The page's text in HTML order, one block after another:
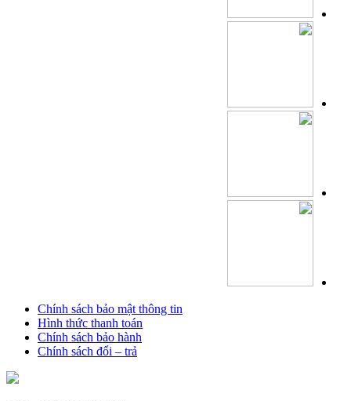
Chính sách bảo mật thông tin
Hình thức thanh toán
Chính sách bảo hành
Chính sách đổi – trả